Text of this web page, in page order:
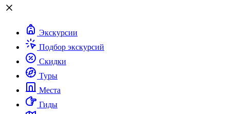
Экскурсии
Подбор экскурсий
Скидки
Туры
Места
Гиды